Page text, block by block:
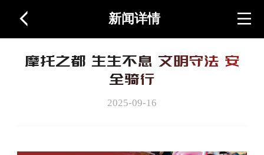
新闻详情
首页
摩托之都 生生不息 文明守法 安
全骑行
2025-09-16